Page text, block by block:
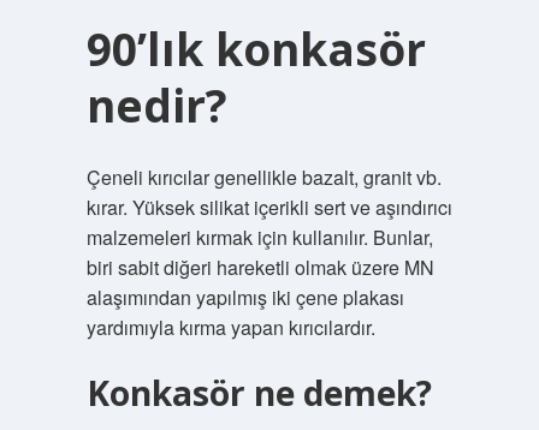
90’lık konkasör
nedir?
Çeneli kırıcılar genellikle bazalt, granit vb.
kırar. Yüksek silikat içerikli sert ve aşındırıcı
malzemeleri kırmak için kullanılır. Bunlar,
biri sabit diğeri hareketli olmak üzere MN
alaşımından yapılmış iki çene plakası
yardımıyla kırma yapan kırıcılardır.
Konkasör ne demek?